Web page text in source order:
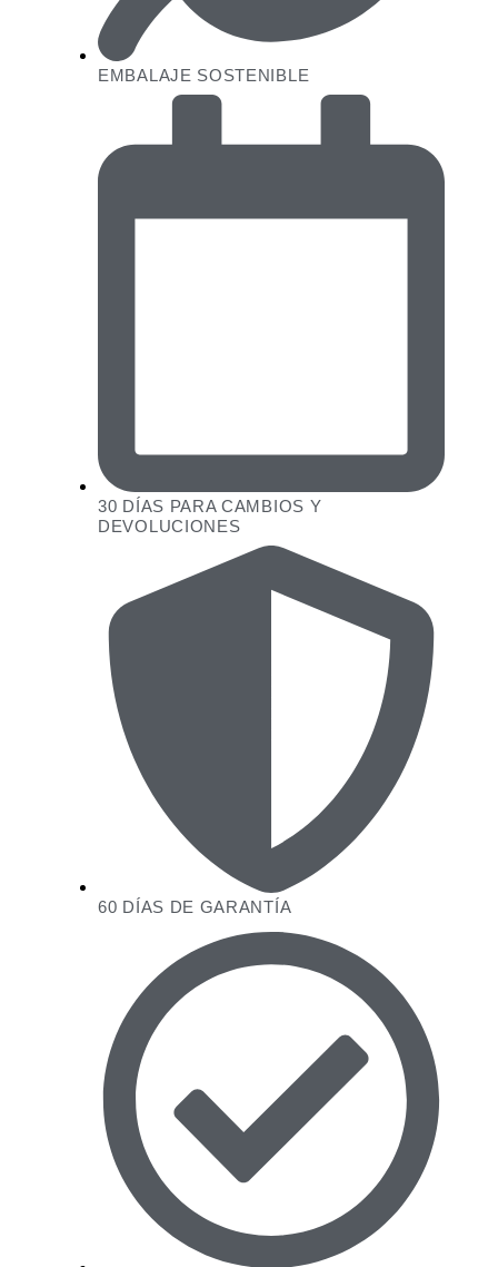
EMBALAJE SOSTENIBLE
30 DÍAS PARA CAMBIOS Y
DEVOLUCIONES
60 DÍAS DE GARANTÍA